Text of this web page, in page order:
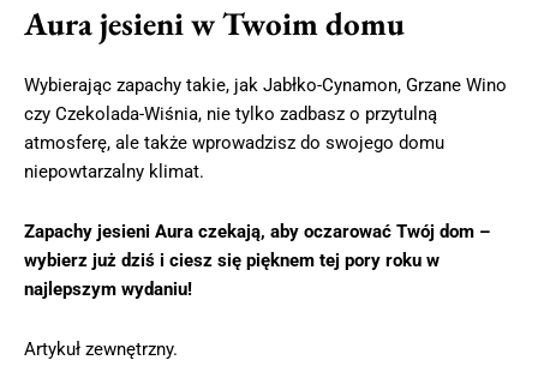
Aura jesieni w Twoim domu
Wybierając zapachy takie, jak Jabłko-Cynamon, Grzane Wino
czy Czekolada-Wiśnia, nie tylko zadbasz o przytulną
atmosferę, ale także wprowadzisz do swojego domu
niepowtarzalny klimat.
Zapachy jesieni Aura czekają, aby oczarować Twój dom –
wybierz już dziś i ciesz się pięknem tej pory roku w
najlepszym wydaniu!
Artykuł zewnętrzny.